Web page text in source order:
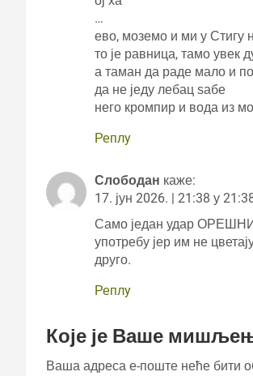
…
ево, моземо и ми у Стигу
то је равница, тамо увек
а таман да раде мало и
да не једу лебац ѕабе
него кромпир и вода из
Реплy
Слободан каже:
17. јун 2026. | 21:38 у
Само један удар
употребу јер им не
друго.
Реплy
Које је Ваше
Ваша адреса е-поште неће бити